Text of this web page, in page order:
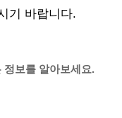
기 바랍니다.
정보를 알아보세요.